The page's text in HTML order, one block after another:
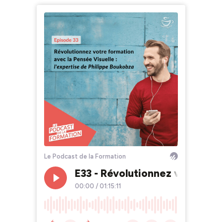
Le Podcast de la Formation
E33 - Révolutionnez votre
00:00 / 01:15:11